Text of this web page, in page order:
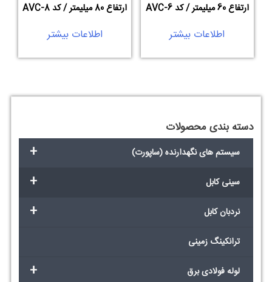
ارتفاع 60 میلیمتر / کد AVC-6
اطلاعات بیشتر
ارتفاع 80 میلیمتر / کد AVC-8
اطلاعات بیشتر
دسته بندی محصولات
+ سیستم های نگهدارنده (ساپورت)
+ سینی کابل
+ نردبان کابل
ترانکینگ زمینی
+ لوله فولادی برق